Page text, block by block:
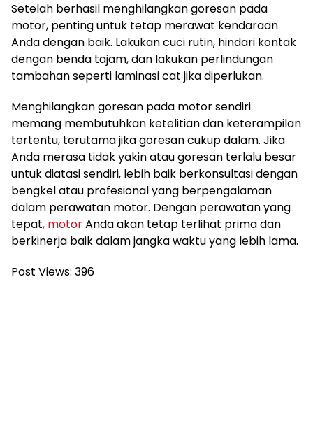
Setelah berhasil menghilangkan goresan pada
motor, penting untuk tetap merawat kendaraan
Anda dengan baik. Lakukan cuci rutin, hindari kontak
dengan benda tajam, dan lakukan perlindungan
tambahan seperti laminasi cat jika diperlukan.
Menghilangkan goresan pada motor sendiri
memang membutuhkan ketelitian dan keterampilan
tertentu, terutama jika goresan cukup dalam. Jika
Anda merasa tidak yakin atau goresan terlalu besar
untuk diatasi sendiri, lebih baik berkonsultasi dengan
bengkel atau profesional yang berpengalaman
dalam perawatan motor. Dengan perawatan yang
tepat, motorAnda akan tetap terlihat prima dan
berkinerja baik dalam jangka waktu yang lebih lama.
Post Views: 396